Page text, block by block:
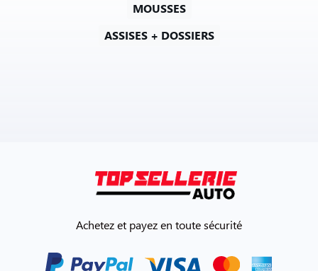
MOUSSES
ASSISES + DOSSIERS
Achetez et payez en toute sécurité